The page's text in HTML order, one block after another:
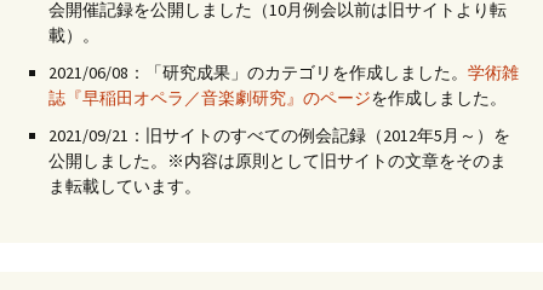
会開催記録を公開しました（10月例会以前は旧サイトより転
載）。
2021/06/08：「研究成果」のカテゴリを作成しました。 学術雑
誌『早稲田オペラ／音楽劇研究』のページを作成しました。
2021/09/21：旧サイトのすべての例会記録（2012年5月～）を
公開しました。※内容は原則として旧サイトの文章をそのま
ま転載しています。